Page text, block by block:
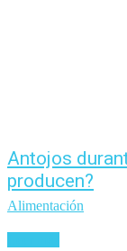
Antojos
producen?
Alimentación